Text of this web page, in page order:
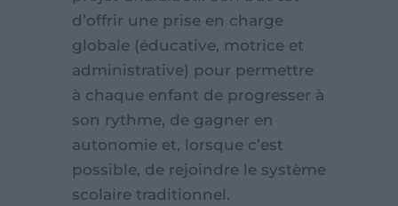
d’offrir une prise en charge
globale (éducative, motrice et
administrative) pour permettre
à chaque enfant de progresser à
son rythme, de gagner en
autonomie et, lorsque c’est
possible, de rejoindre le système
scolaire traditionnel.